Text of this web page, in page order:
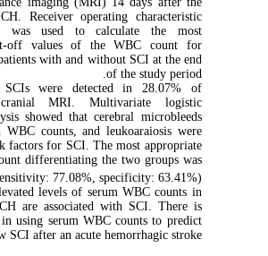
Receiver operating characteristic
was used to calculate the most
off values of the WBC count for
patients with and without SCI at the end
of the study period.
SCIs were detected in 28.07% of
cranial MRI. Multivariate logistic
showed that cerebral microbleeds
WBC counts, and leukoaraiosis were
factors for SCI. The most appropriate
differentiating the two groups was
77.08%, specificity: 63.41%).
levels of serum WBC counts in
are associated with SCI. There is
in using serum WBC counts to predict
SCI after an acute hemorrhagic stroke.